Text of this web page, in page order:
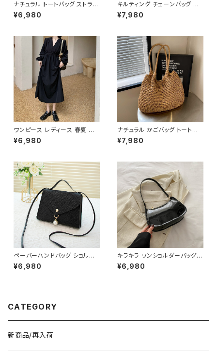
ナチュラル トートバッグ ストライ
プデザイン かごバッグ レディー
ス バック 肩掛け 大容量 軽量
¥6,980
キルティング チェーンバッグ シ
ョルダーバッグ 斜めがけバッグ
レディース 韓国風 小さめ バッ
K-B0223
¥7,980
ワンピース レディース 春夏 秋
冬 春 夏 秋 冬 長袖 黒ワンピー
ス カシュクールワンピース ミデ
ひざ丈ワンピ Aライン バルーン
袖 ロングワンピース カジュアル
ワンピ ブラック 体型カバー 大
人 カジュアル 10代 20代 30代
40代 K-O0010
¥6,980
ナチュラル かごバッグ トートバッ
グ ショルダーバッグ レディース
バッグ 軽量 編み 大容量 夏 韓
春夏 おしゃれ 人気 2色展開 K-
B0233
¥7,980
ペーパーハンドバッグ ショルダ
ーバッグ パールチャームバッグ
レディース バック 軽量 カジュア
¥6,980
キラキラ ワンショルダーバッグ
パテントバッグ レディース バッグ
光沢感 コンパクト エレガント カ
¥6,980
CATEGORY
新商品/再入荷